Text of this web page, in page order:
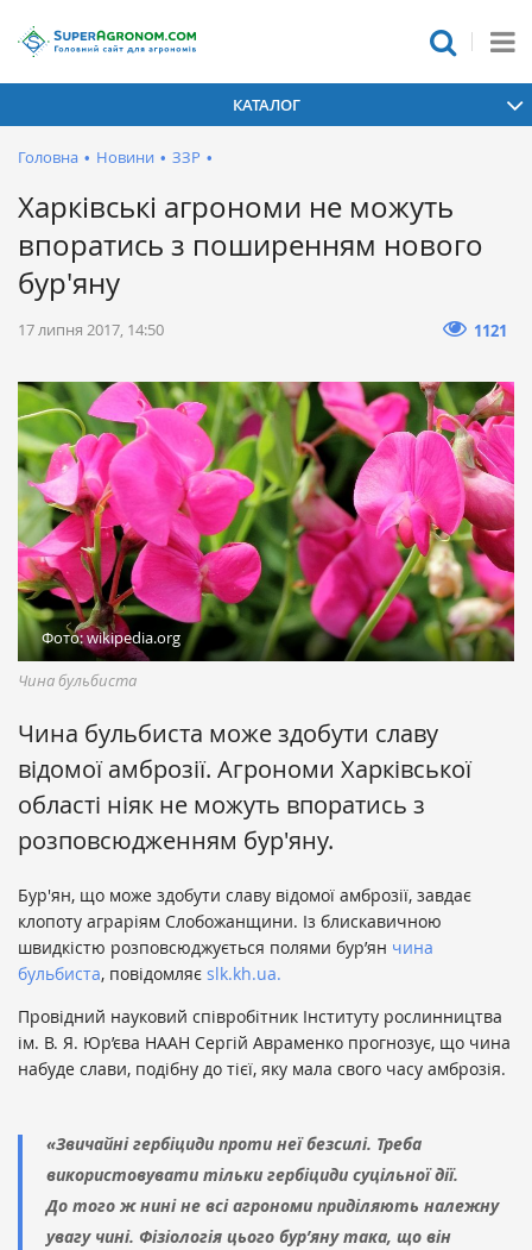
КАТАЛОГ
Головна • Новини • ЗЗР •
Харківські агрономи не можуть
впоратись з поширенням нового
бур'яну
17 липня 2017, 14:50 1121
Фото: wikipedia.org
Чина бульбиста
Чина бульбиста може здобути славу
відомої амброзії. Агрономи Харківської
області ніяк не можуть впоратись з
розповсюдженням бур'яну.
Бур'ян, що може здобути славу відомої амброзії, завдає
клопоту аграріям Слобожанщини. Із блискавичною
швидкістю розповсюджується полями бур’ян чина
бульбиста, повідомляє slk.kh.ua.
Провідний науковий співробітник Інституту рослинництва
ім. В. Я. Юр’єва НААН Сергій Авраменко прогнозує, що чина
набуде слави, подібну до тієї, яку мала свого часу амброзія.
«Звичайні гербіциди проти неї безсилі. Треба
використовувати тільки гербіциди суцільної дії.
До того ж нині не всі агрономи приділяють належну
увагу чині. Фізіологія цього бур’яну така, що він